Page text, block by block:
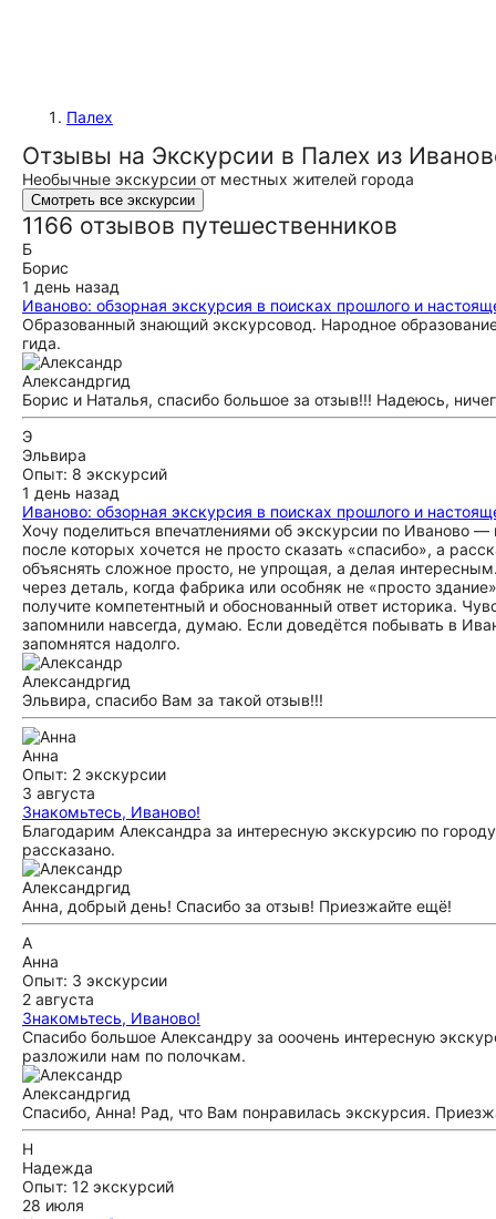
Палех
Отзывы на Экскурсии в Палех из
Необычные экскурсии от местных жителей города
Смотреть все экскурсии
1166 отзывов путешественников
Б
Борис
1 день назад
Иваново: обзорная экскурсия в поисках прошлого и
Образованный знающий экскурсовод. Народное
гида.
Александргид
Борис и Наталья, спасибо большое за отзыв!!! Надеюсь,
Э
Эльвира
Опыт: 8 экскурсий
1 день назад
Иваново: обзорная экскурсия в поисках прошлого и
Хочу поделиться впечатлениями об экскурсии по Иваново
после которых хочется не просто сказать «спасибо», а
объяснять сложное просто, не упрощая, а делая
через деталь, когда фабрика или особняк не «просто
получите компетентный и обоснованный ответ историка.
запомнили навсегда, думаю. Если доведётся побывать в
запомнятся надолго.
Александргид
Эльвира, спасибо Вам за такой отзыв!!!
Анна
Опыт: 2 экскурсии
3 августа
Знакомьтесь, Иваново!
Благодарим Александра за интересную экскурсию по
рассказано.
Александргид
Анна, добрый день! Спасибо за отзыв! Приезжайте ещё!
А
Анна
Опыт: 3 экскурсии
2 августа
Знакомьтесь, Иваново!
Спасибо большое Александру за ооочень интересную
разложили нам по полочкам.
Александргид
Спасибо, Анна! Рад, что Вам понравилась экскурсия.
Н
Надежда
Опыт: 12 экскурсий
28 июля